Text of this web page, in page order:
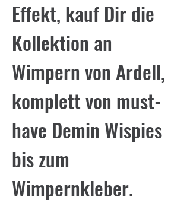
Effekt, kauf Dir die
Kollektion an
Wimpern von Ardell,
komplett von must-
have Demin Wispies
bis zum
Wimpernkleber.